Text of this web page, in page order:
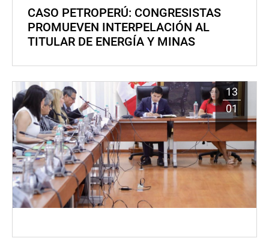
CASO PETROPERÚ: CONGRESISTAS
PROMUEVEN INTERPELACIÓN AL
TITULAR DE ENERGÍA Y MINAS
13
01